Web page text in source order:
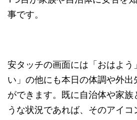
事です。
安タッチの画面には「おはよう
い」の他にも本日の体調や外
ができます。既に自治体や家族
うな状況であれば、そのアイ